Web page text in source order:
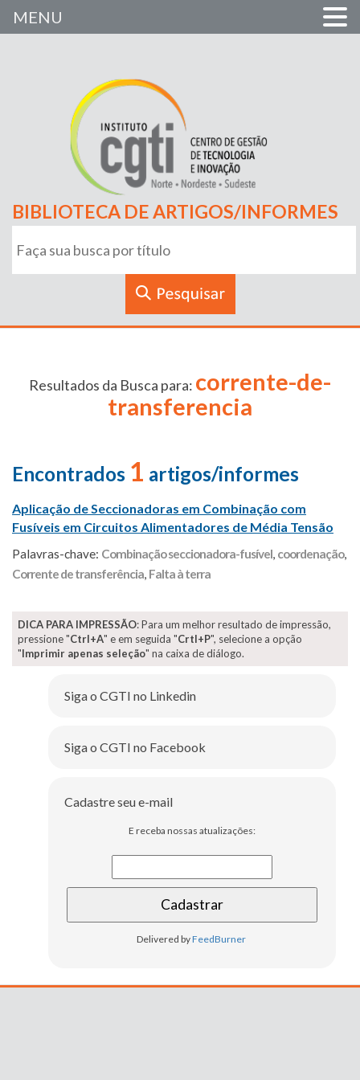
BIBLIOTECA DE ARTIGOS/INFORMES
Resultados da Busca para: corrente-de-
transferencia
Encontrados 1 artigos/informes
Aplicação de Seccionadoras em Combinação com
Fusíveis em Circuitos Alimentadores de Média Tensão
Palavras-chave: Combinação seccionadora-fusível, coordenação,
Corrente de transferência, Falta à terra
DICA PARA IMPRESSÃO: Para um melhor resultado de impressão,
pressione "Ctrl+A" e em seguida "Crtl+P", selecione a opção
"Imprimir apenas seleção" na caixa de diálogo.
Siga o CGTI no Linkedin
Siga o CGTI no Facebook
Cadastre seu e-mail
E receba nossas atualizações:
Delivered byFeedBurner
MENU